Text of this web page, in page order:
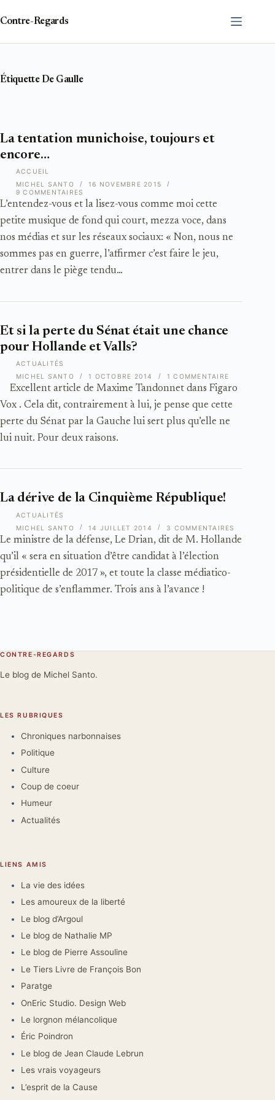
contenu
Contre-Regards
ÉtiquetteDe Gaulle
ACCUEIL
La tentation munichoise, toujours et
encore…
L’entendez-vous et la lisez-vous comme moi cette
petite musique de fond qui court, mezza voce, dans
nos médias et sur les réseaux sociaux: « Non, nous ne
sommes pas en guerre, l’affirmer c’est faire le jeu,
entrer dans le piège tendu…
MICHEL SANTO
16 NOVEMBRE 2015
9 COMMENTAIRES
ACTUALITÉS
Et si la perte du Sénat était une chance
pour Hollande et Valls?
Excellent article de Maxime Tandonnet dans Figaro
Vox . Cela dit, contrairement à lui, je pense que cette
perte du Sénat par la Gauche lui sert plus qu’elle ne
lui nuit. Pour deux raisons.
MICHEL SANTO 1 OCTOBRE 2014 1 COMMENTAIRE
ACTUALITÉS
La dérive de la Cinquième République!
Le ministre de la défense, Le Drian, dit de M. Hollande
qu’il « sera en situation d’être candidat à l’élection
présidentielle de 2017 », et toute la classe médiatico-
politique de s’enflammer. Trois ans à l’avance !
MICHEL SANTO 14 JUILLET 2014 3 COMMENTAIRES
CONTRE-REGARDS
Le blog de Michel Santo.
LES RUBRIQUES
Chroniques narbonnaises
Politique
Culture
Coup de coeur
Humeur
Actualités
LIENS AMIS
La vie des idées
Les amoureux de la liberté
Le blog d’Argoul
Le blog de Nathalie MP
Le blog de Pierre Assouline
Le Tiers Livre de François Bon
Paratge
OnEric Studio. Design Web
Le lorgnon mélancolique
Éric Poindron
Le blog de Jean Claude Lebrun
Les vrais voyageurs
L’esprit de la Cause